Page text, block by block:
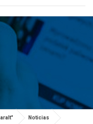
Noticias